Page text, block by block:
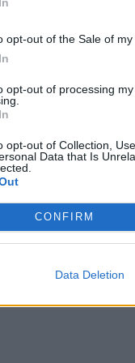
opt-out of the Sale of my
opt-out of processing
opt-out of Collection,
Data that Is
CONFIRM
Data Deletion